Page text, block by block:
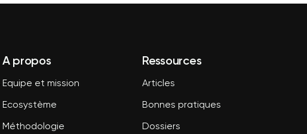
A propos
Equipe et mission
Ecosystème
Méthodologie
Ressources
Articles
Bonnes pratiques
Dossiers